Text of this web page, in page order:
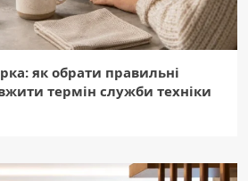
як обрати правильні
термін служби техніки